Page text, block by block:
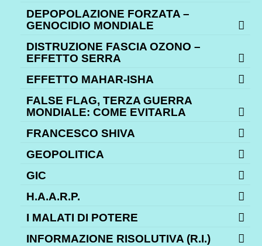
DEPOPOLAZIONE FORZATA –
GENOCIDIO MONDIALE
DISTRUZIONE FASCIA OZONO –
EFFETTO SERRA
EFFETTO MAHAR-ISHA
FALSE FLAG, TERZA GUERRA
MONDIALE: COME EVITARLA
FRANCESCO SHIVA
GEOPOLITICA
GIC
H.A.A.R.P.
I MALATI DI POTERE
INFORMAZIONE RISOLUTIVA (R.I.)